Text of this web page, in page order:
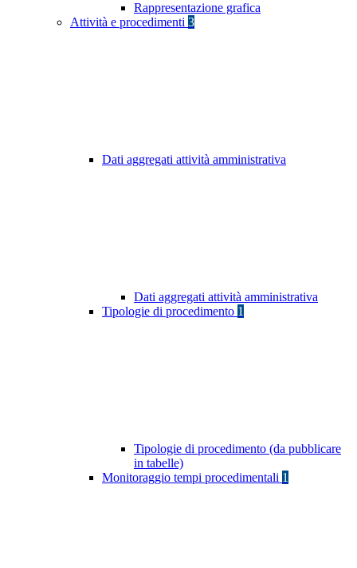
Rappresentazione grafica
Attività e procedimenti 3
Dati aggregati attività amministrativa
Dati aggregati attività amministrativa
Tipologie di procedimento 1
Tipologie di procedimento (da pubblicare
in tabelle)
Monitoraggio tempi procedimentali 1